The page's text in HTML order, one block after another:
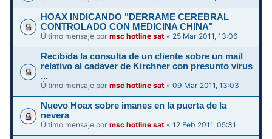
HOAX INDICANDO "DERRAME CEREBRAL
CONTROLADO CON MEDICINA CHINA"
Último mensaje pormsc hotline sat « 25 Mar 2011, 13:06
Recibida la consulta de un cliente sobre un mail
relativo al cadaver de Kirchner con presunto virus
...
Último mensaje pormsc hotline sat «09 Mar 2011, 13:03
Nuevo Hoax sobre imanes en la puerta de la
nevera
Último mensaje pormsc hotline sat «12 Feb 2011, 05:31